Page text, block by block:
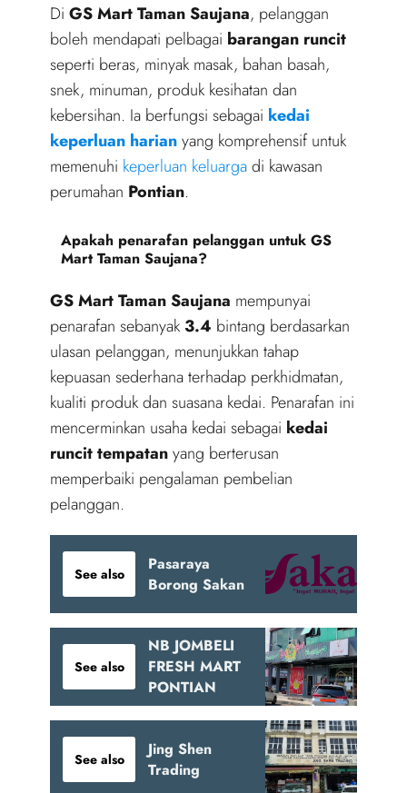
Di GS Mart Taman Saujana, pelanggan
boleh mendapati pelbagai barangan runcit
seperti beras, minyak masak, bahan basah,
snek, minuman, produk kesihatan dan
kebersihan. Ia berfungsi sebagai kedai
keperluan harianyang komprehensif untuk
memenuhi keperluan keluargadi kawasan
perumahan Pontian.
Apakah penarafan pelanggan untuk GS
Mart Taman Saujana?
GS Mart Taman Saujana mempunyai
penarafan sebanyak 3.4 bintang berdasarkan
ulasan pelanggan, menunjukkan tahap
kepuasan sederhana terhadap perkhidmatan,
kualiti produk dan suasana kedai. Penarafan ini
mencerminkan usaha kedai sebagai kedai
runcit tempatanyang berterusan
memperbaiki pengalaman pembelian
pelanggan.
See also
Pasaraya
Borong Sakan
See also
NB JOMBELI
FRESH MART
PONTIAN
See also
Jing Shen
Trading